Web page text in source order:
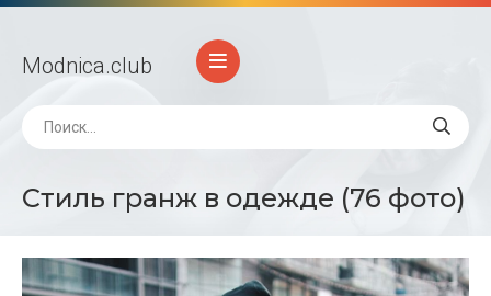
Modnica.club
Стиль гранж в одежде (76 фото)